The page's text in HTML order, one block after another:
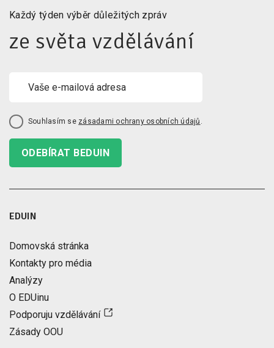
Každý týden výběr důležitých zpráv
ze světa vzdělávání
Souhlasím se zásadami ochrany osobních údajů .
ODEBÍRAT BEDUIN
EDUIN
Domovská stránka
Kontakty pro média
Analýzy
O EDUinu
Podporuju vzdělávání
Zásady OOU